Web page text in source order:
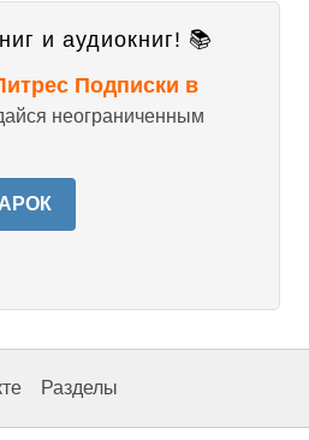
и аудиокниг! 📚
Подписки в
неограниченным
Разделы